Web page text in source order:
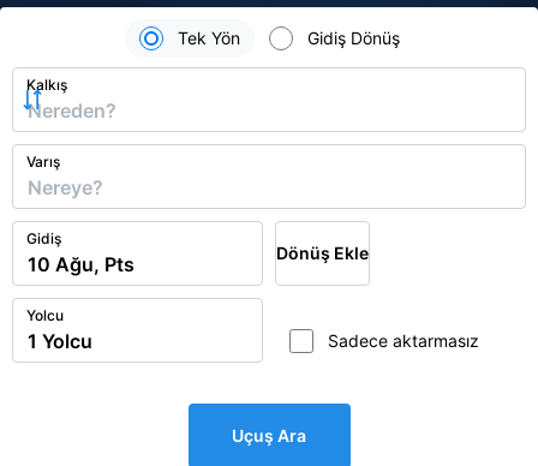
Tek Yön Gidiş Dönüş
Kalkış
Varış
Gidiş
Dönüş Ekle
Yolcu
Sadece aktarmasız
Uçuş Ara